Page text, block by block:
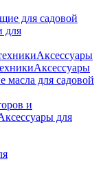
для садовой
для
Аксессуары
Аксессуары
масла для садовой
и
для